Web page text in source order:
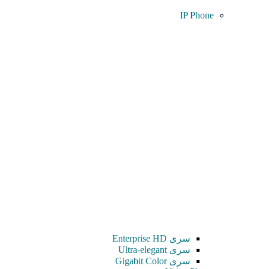
IP Phone
سری Enterprise HD
سری Ultra-elegant
سری Gigabit Color